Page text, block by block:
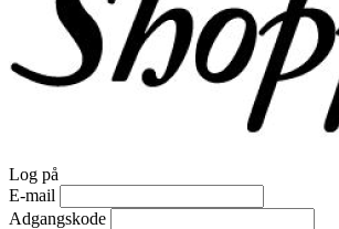
Log på
E-mail
Adgangskode